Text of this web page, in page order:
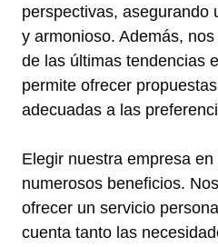
perspectivas, asegurando
y armonioso. Además,
de las últimas tendencias
permite ofrecer
adecuadas a las
Elegir nuestra empresa
numerosos beneficios.
ofrecer un servicio
cuenta tanto las